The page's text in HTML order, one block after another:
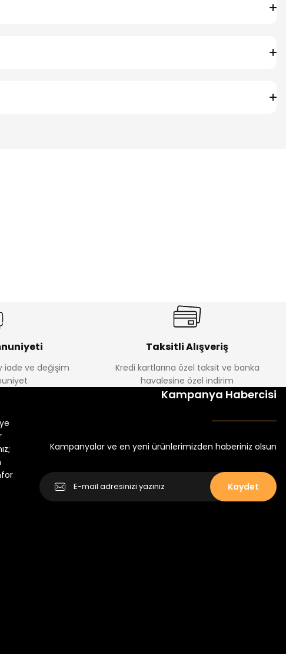
Pantolon Melra Kız Çocuk Kot Pantolon
%22
Koren Kız Çocuk ve Bebek Tayt
iade ve değişim
Taksitli Alışveriş
Kredi kartlarına özel taksit ve banka
havalesine özel indirim
Kampanya Habercisi
Kampanyalar ve en yeni ürünlerimizden haberiniz olsun
Kaydet